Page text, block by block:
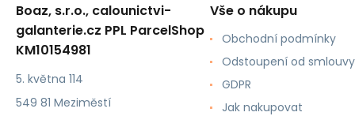
Boaz, s.r.o., calounictvi-
galanterie.cz PPL ParcelShop
KM10154981
5. května 114
549 81 Meziměstí
Vše o nákupu
Obchodní podmínky
Odstoupení od smlouvy
GDPR
Jak nakupovat